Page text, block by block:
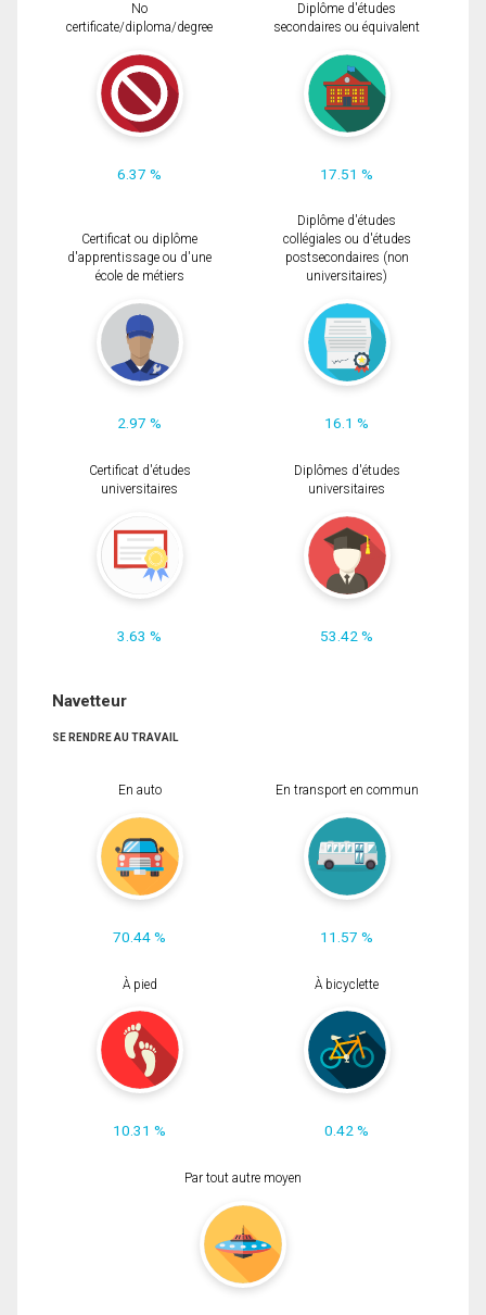
No
certificate/diploma/degree
6.37 %
Diplôme d'études
secondaires ou équivalent
17.51 %
Certificat ou diplôme
d'apprentissage ou d'une
école de métiers
2.97 %
Diplôme d'études
collégiales ou d'études
postsecondaires (non
universitaires)
16.1 %
Certificat d'études
universitaires
3.63 %
Diplômes d'études
universitaires
53.42 %
Navetteur
SE RENDRE AU TRAVAIL
En auto
70.44 %
En transport en commun
11.57 %
À pied
10.31 %
À bicyclette
0.42 %
Par tout autre moyen